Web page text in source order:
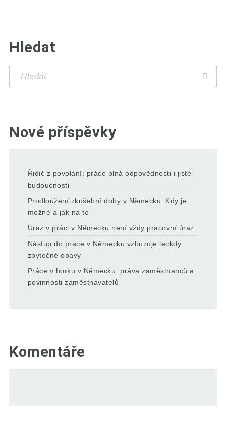
Hledat
Nové příspěvky
Řidič z povolání: práce plná odpovědnosti i jisté
budoucnosti
Prodloužení zkušební doby v Německu: Kdy je
možné a jak na to
Úraz v práci v Německu není vždy pracovní úraz
Nástup do práce v Německu vzbuzuje leckdy
zbytečné obavy
Práce v horku v Německu, práva zaměstnanců a
povinnosti zaměstnavatelů
Komentáře